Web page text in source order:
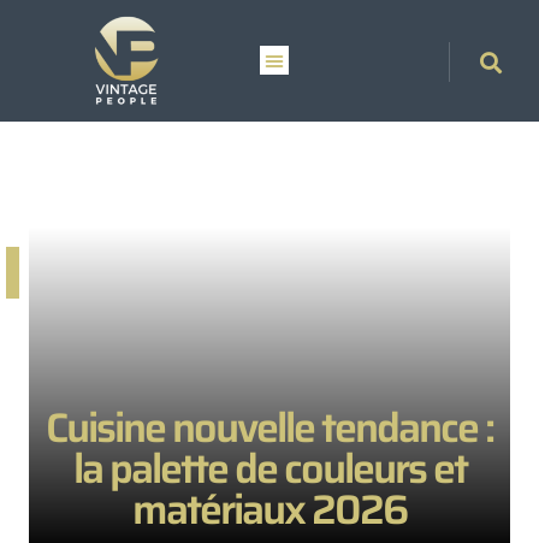
Cuisine nouvelle tendance :
la palette de couleurs et
matériaux 2026